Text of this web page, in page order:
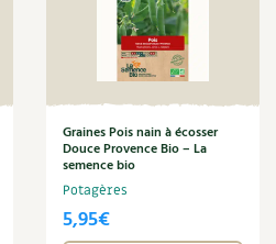
Graines Pois nain à écosser
Douce Provence Bio – La
semence bio
Potagères
5,95€